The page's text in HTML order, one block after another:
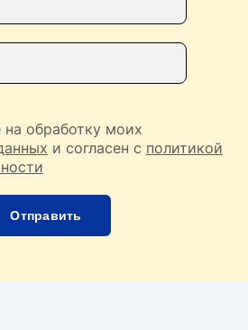
обработку моих
и согласен с политикой